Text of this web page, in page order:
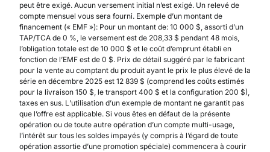
peut être exigé. Aucun versement initial n’est exigé. Un relevé de
compte mensuel vous sera fourni. Exemple d’un montant de
financement (« EMF »): Pour un montant de: 10 000 $, assorti d’un
TAP/TCA de 0 %, le versement est de 208,33 $ pendant 48 mois,
l’obligation totale est de 10 000 $ et le coût d’emprunt établi en
fonction de l’EMF est de 0 $. Prix de détail suggéré par le fabricant
pour la vente au comptant du produit ayant le prix le plus élevé de la
série en décembre 2025 est 12 839 $ (comprend les coûts estimés
pour la livraison 150 $, le transport 400 $ et la configuration 200 $),
taxes en sus. L’utilisation d’un exemple de montant ne garantit pas
que l’offre est applicable. Si vous êtes en défaut de la présente
opération ou de toute autre opération d’un compte multi-usage,
l’intérêt sur tous les soldes impayés (y compris à l’égard de toute
opération assortie d’une promotion spéciale) commencera à courir